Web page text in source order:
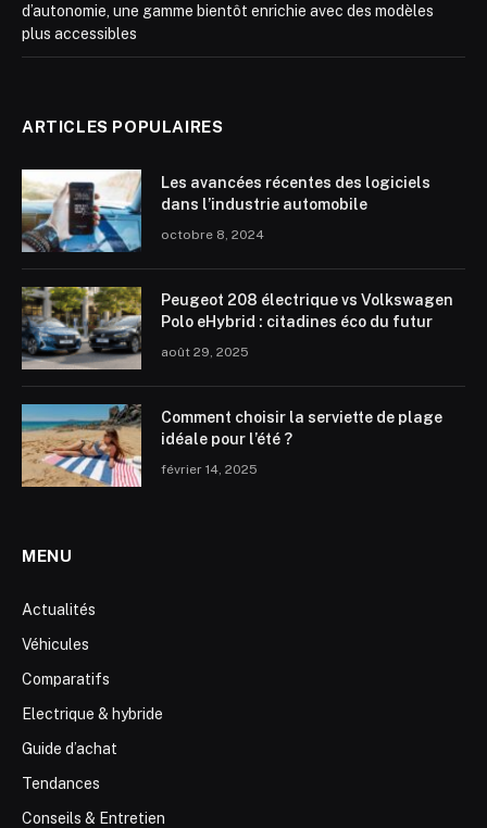
d’autonomie, une gamme bientôt enrichie avec des modèles
plus accessibles
ARTICLES POPULAIRES
Les avancées récentes des logiciels
dans l’industrie automobile
octobre 8, 2024
Peugeot 208 électrique vs Volkswagen
Polo eHybrid : citadines éco du futur
août 29, 2025
Comment choisir la serviette de plage
idéale pour l’été ?
février 14, 2025
MENU
Actualités
Véhicules
Comparatifs
Electrique & hybride
Guide d’achat
Tendances
Conseils & Entretien